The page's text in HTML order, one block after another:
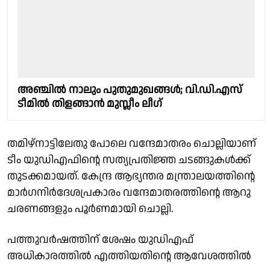
അഞ്ചിൽ നാലും പുതുമുഖങ്ങൾ; വി.ഡി.എസ്
ടീമിൽ തിളങ്ങാൻ മുസ്ലീം ലീഗ്
തമിഴ്നാട്ടിലേതു പോലെ വന്ദേമാതരം ചൊല്ലിയാണ്
ടീം യുഡിഎഫിൻ്റെ സത്യപ്രതിജ്ഞ ചടങ്ങുകൾക്ക്
തുടക്കമായത്. കേന്ദ്ര ആഭ്യന്തര മന്ത്രാലയത്തിൻ്റെ
മാർഗനിർദേശപ്രകാരം വന്ദേമാതരത്തിൻ്റെ ആറു
ചരണങ്ങളും പൂർണമായി ചൊല്ലി.
പത്തുവർഷത്തിന് ശേഷം യുഡിഎഫ്
അധികാരത്തിൽ എത്തിയതിൻ്റെ ആവേശത്തിൽ